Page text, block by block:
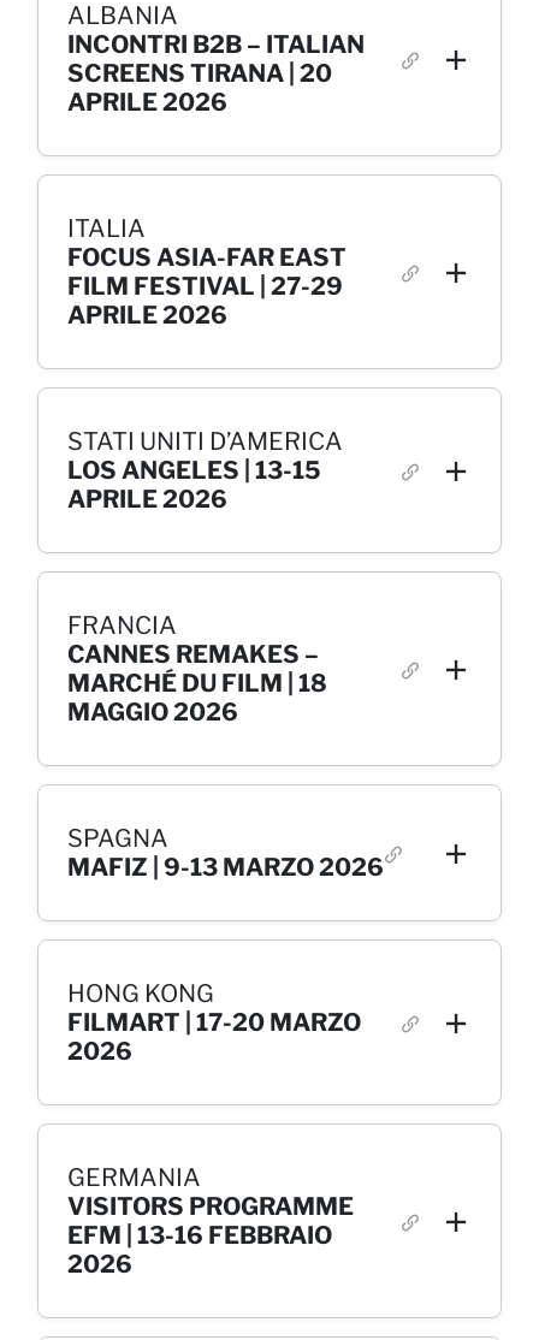
ALBANIA
INCONTRI B2B – ITALIAN
SCREENS TIRANA | 20
APRILE 2026
ITALIA
FOCUS ASIA-FAR EAST
FILM FESTIVAL | 27-29
APRILE 2026
STATI UNITI D’AMERICA
LOS ANGELES | 13-15
APRILE 2026
FRANCIA
CANNES REMAKES –
MARCHÉ DU FILM | 18
MAGGIO 2026
SPAGNA
MAFIZ | 9-13 MARZO 2026
HONG KONG
FILMART | 17-20 MARZO
2026
GERMANIA
VISITORS PROGRAMME
EFM | 13-16 FEBBRAIO
2026